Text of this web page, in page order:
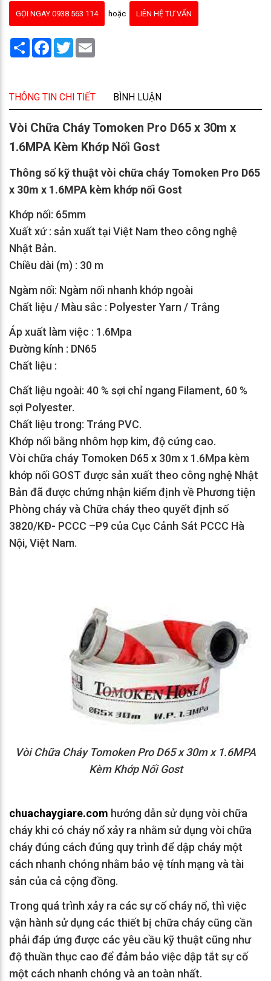
GỌI NGAY 0938 563 114 hoặc LIÊN HỆ TƯ VẤN
Share Facebook
Twitter
THÔNG TIN CHI TIẾT BÌNH LUẬN
Vòi Chữa Cháy Tomoken Pro D65 x 30m x
1.6MPA Kèm Khớp Nối Gost
Thông số kỹ thuật vòi chữa cháy Tomoken Pro D65
x 30m x 1.6MPA kèm khớp nối Gost
Khớp nối: 65mm
Xuất xứ : sản xuất tại Việt Nam theo công nghệ
Nhật Bản.
Chiều dài (m) : 30 m
Ngàm nối: Ngàm nối nhanh khớp ngoài
Chất liệu / Màu sắc : Polyester Yarn / Trắng
Áp xuất làm việc : 1.6Mpa
Đường kính : DN65
Chất liệu :
Chất liệu ngoài: 40 % sợi chỉ ngang Filament, 60 %
sợi Polyester.
Chất liệu trong: Tráng PVC.
Khớp nối bằng nhôm hợp kim, độ cứng cao.
Vòi chữa cháy Tomoken D65 x 30m x 1.6Mpa kèm
khớp nối GOST được sản xuất theo công nghệ Nhật
Bản đã được chứng nhận kiểm định về Phương tiện
Phòng cháy và Chữa cháy theo quyết định số
3820/KĐ- PCCC –P9 của Cục Cảnh Sát PCCC Hà
Nội, Việt Nam.
Vòi Chữa Cháy Tomoken Pro D65 x 30m x 1.6MPA
Kèm Khớp Nối Gost
chuachaygiare.com hướng dẫn sử dụng vòi chữa
cháy khi có cháy nổ xảy ra nhằm sử dụng vòi chữa
cháy đúng cách đúng quy trình để dập cháy một
cách nhanh chóng nhằm bảo vệ tính mạng và tài
sản của cả cộng đồng.
Trong quá trình xảy ra các sự cố cháy nổ, thì việc
vận hành sử dụng các thiết bị chữa cháy cũng cần
phải đáp ứng được các yêu cầu kỹ thuật cũng như
độ thuần thục cao để đảm bảo việc dập tắt sự cố
một cách nhanh chóng và an toàn nhất.